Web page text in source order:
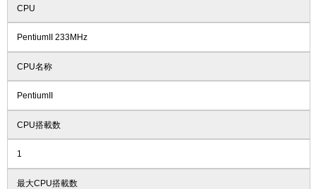
CPU
PentiumII 233MHz
CPU名称
PentiumII
CPU搭載数
1
最大CPU搭載数